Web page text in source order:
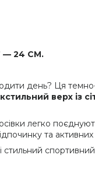
— 24 СМ.
день? Ця
верх із
легко
та активних
стильний